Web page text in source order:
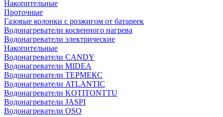
Накопительные
Проточные
Газовые колонки с розжигом от батареек
Водонагреватели косвенного нагрева
Водонагреватели электрические
Накопительные
Водонагреватели CANDY
Водонагреватели MIDEA
Водонагреватели ТЕРМЕКС
Водонагреватели ATLANTIC
Водонагреватели KOTITONTTU
Водонагреватели JASPI
Водонагреватели OSO